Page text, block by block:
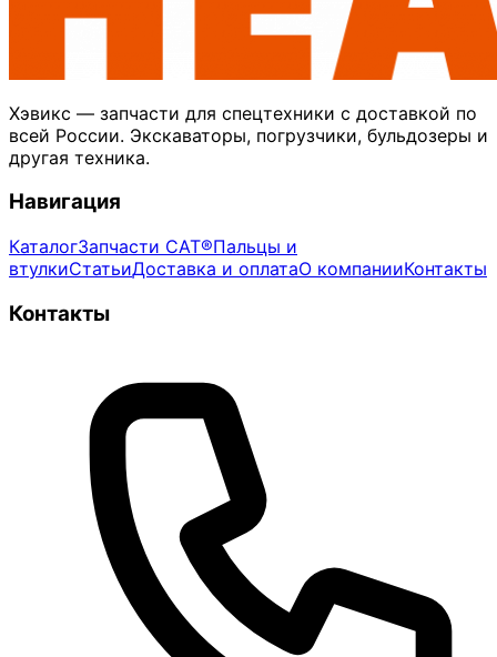
Хэвикс — запчасти для спецтехники с доставкой по
всей России. Экскаваторы, погрузчики, бульдозеры и
другая техника.
Навигация
КаталогЗапчасти CAT®Пальцы и
втулкиСтатьиДоставка и оплатаО компанииКонтакты
Контакты